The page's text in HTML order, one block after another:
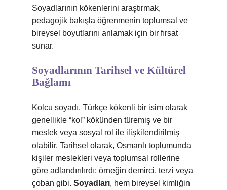
Soyadlarının kökenlerini araştırmak,
pedagojik bakışla öğrenmenin toplumsal ve
bireysel boyutlarını anlamak için bir fırsat
sunar.
Soyadlarının Tarihsel ve Kültürel
Bağlamı
Kolcu soyadı, Türkçe kökenli bir isim olarak
genellikle “kol” kökünden türemiş ve bir
meslek veya sosyal rol ile ilişkilendirilmiş
olabilir. Tarihsel olarak, Osmanlı toplumunda
kişiler meslekleri veya toplumsal rollerine
göre adlandırılırdı; örneğin demirci, terzi veya
çoban gibi. Soyadları, hem bireysel kimliğin